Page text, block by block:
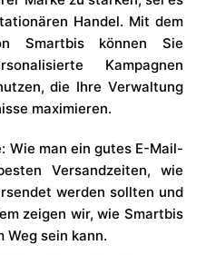
Handel. Mit dem
Smartbis können Sie
Kampagnen
die Ihre Verwaltung
maximieren.
Wie man ein gutes E-Mail-
Versandzeiten, wie
werden sollten und
zeigen wir, wie Smartbis
Weg sein kann.